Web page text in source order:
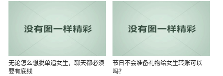
无论怎么想脱单追女生，聊天都必须
要有底线
节日不会准备礼物给女生转账可以
吗？